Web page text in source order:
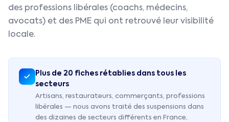
des professions libérales (coachs, médecins,
avocats) et des PME qui ont retrouvé leur visibilité
locale.
Plus de 20 fiches rétablies dans tous les
secteurs
Artisans, restaurateurs, commerçants, professions
libérales — nous avons traité des suspensions dans
des dizaines de secteurs différents en France,